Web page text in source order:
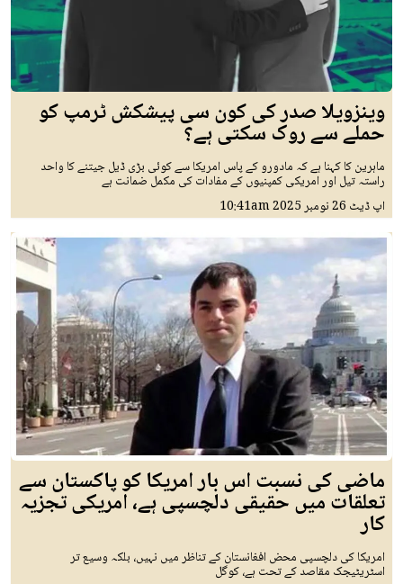
وینزویلا صدر کی کون سی پیشکش ٹرمپ کو
حملے سے روک سکتی ہے؟
ماہرین کا کہنا ہے کہ مادورو کے پاس امریکا سے کوئی بڑی ڈیل جیتنے کا واحد
راستہ تیل اور امریکی کمپنیوں کے مفادات کی مکمل ضمانت ہے
اپ ڈیٹ 26 نومبر 2025 10:41am
ماضی کی نسبت اس بار امریکا کو پاکستان سے
تعلقات میں حقیقی دلچسپی ہے، امریکی تجزیہ
کار
امریکا کی دلچسپی محض افغانستان کے تناظر میں نہیں، بلکہ وسیع تر
اسٹریٹیجک مقاصد کے تحت ہے، کوگل